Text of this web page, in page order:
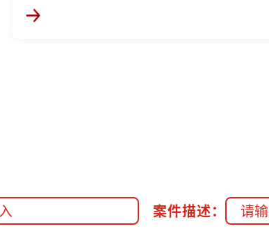
案件描述：